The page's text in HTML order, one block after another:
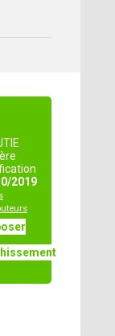
2019